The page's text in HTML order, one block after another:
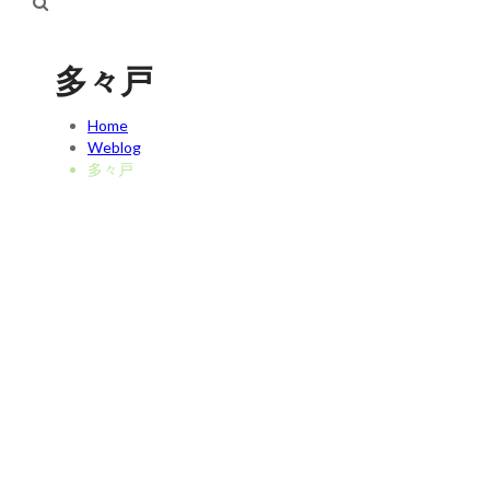
多々戸
Home
Weblog
多々戸